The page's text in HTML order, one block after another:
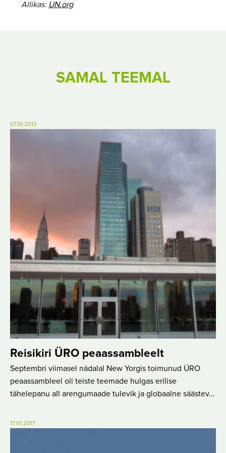
Allikas: UN.org
SAMAL TEEMAL
07.10.2013
Reisikiri ÜRO peaassambleelt
Septembri viimasel nädalal New Yorgis toimunud ÜRO
peaassambleel oli teiste teemade hulgas erilise
tähelepanu all arengumaade tulevik ja globaalne säästev…
17.01.2017